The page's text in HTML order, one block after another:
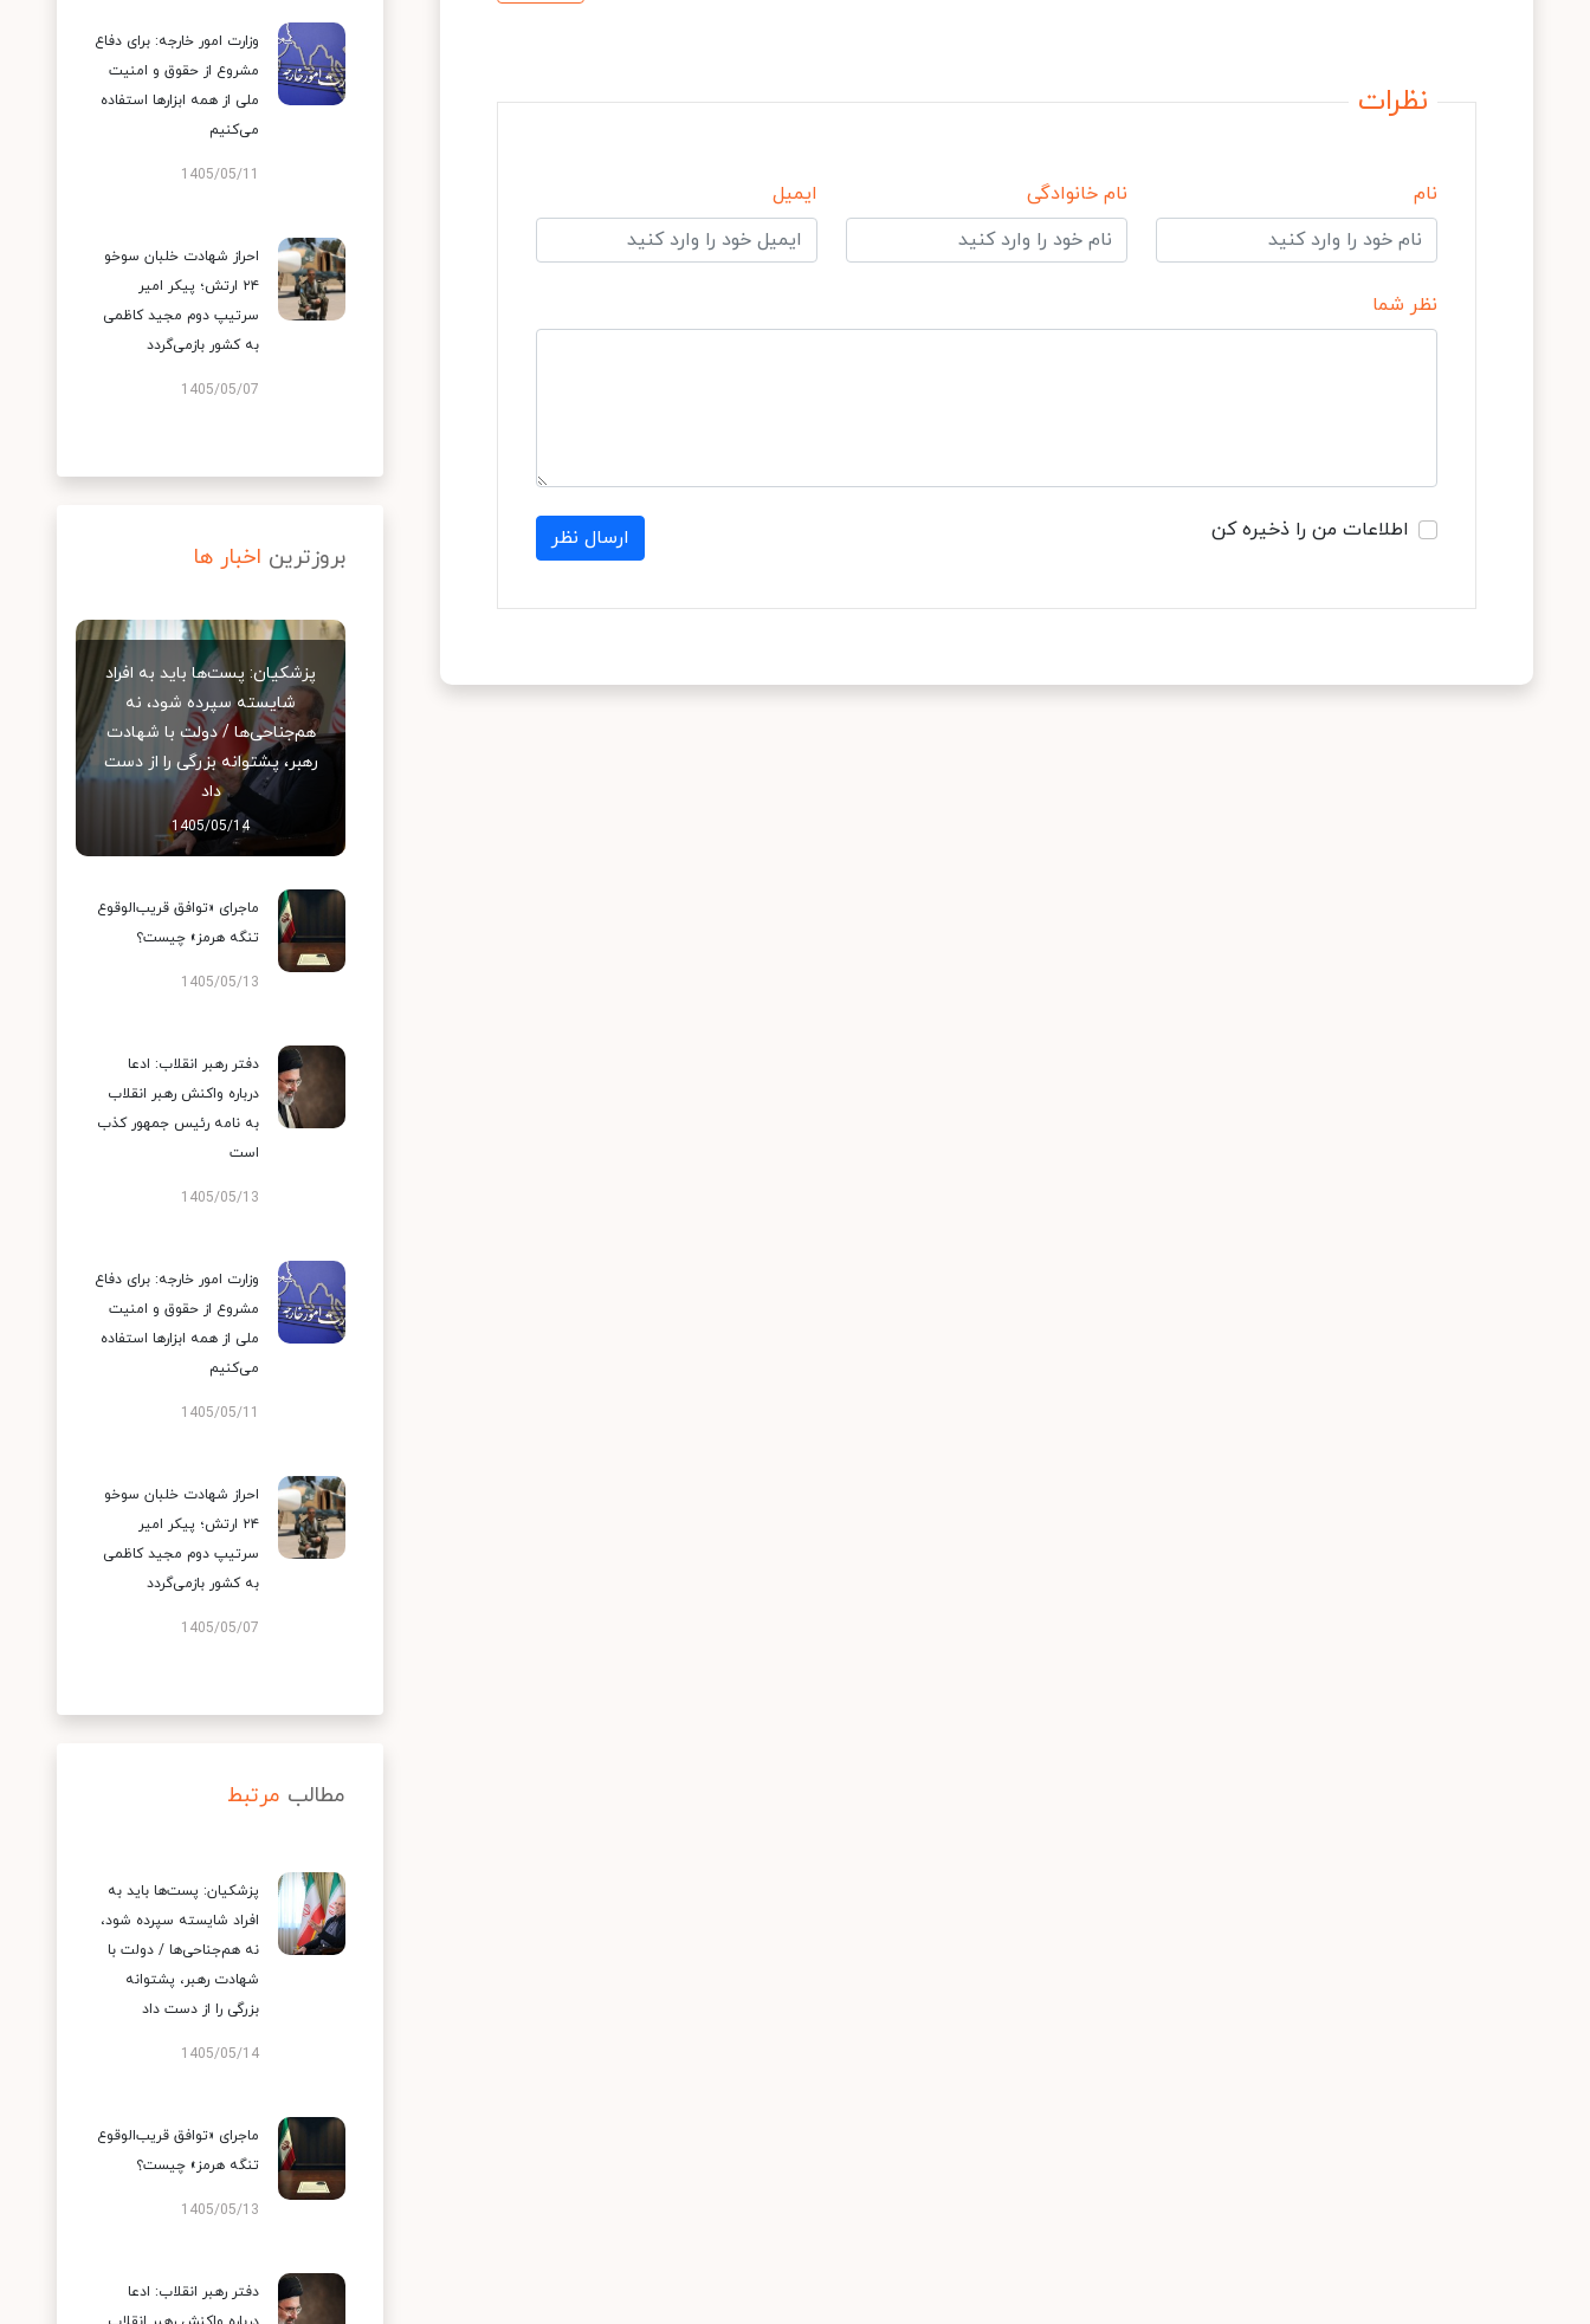
نظرات
نام نام خانوادگی ایمیل
نظر شما
اطلاعات من را ذخیره کن ارسال نظر
وزارت امور خارجه: برای دفاع
مشروع از حقوق و امنیت
ملی از همه ابزارها استفاده
می‌کنیم
1405/05/11
احراز شهادت خلبان سوخو
۲۴ ارتش؛ پیکر امیر
سرتیپ دوم مجید کاظمی
به کشور بازمی‌گردد
1405/05/07
بروزترین اخبار ها
پزشکیان: پست‌ها باید به افراد
شایسته سپرده شود، نه
هم‌جناحی‌ها / دولت با شهادت
رهبر، پشتوانه بزرگی را از دست
داد
1405/05/14
ماجرای «توافق قریب‌الوقوع
تنگه هرمز» چیست؟
1405/05/13
دفتر رهبر انقلاب: ادعا
درباره واکنش رهبر انقلاب
به نامه رئیس جمهور کذب
است
1405/05/13
وزارت امور خارجه: برای دفاع
مشروع از حقوق و امنیت
ملی از همه ابزارها استفاده
می‌کنیم
1405/05/11
احراز شهادت خلبان سوخو
۲۴ ارتش؛ پیکر امیر
سرتیپ دوم مجید کاظمی
به کشور بازمی‌گردد
1405/05/07
مطالب مرتبط
پزشکیان: پست‌ها باید به
افراد شایسته سپرده شود،
نه هم‌جناحی‌ها / دولت با
شهادت رهبر، پشتوانه
بزرگی را از دست داد
1405/05/14
ماجرای «توافق قریب‌الوقوع
تنگه هرمز» چیست؟
1405/05/13
دفتر رهبر انقلاب: ادعا